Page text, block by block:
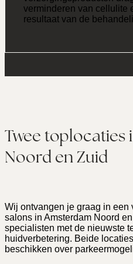
verminderen van cellulite
resultaat van de
Twee toplocaties
Noord en Zuid
Wij ontvangen je graag in
salons in Amsterdam Noord
specialisten met de nieuwste
huidverbetering. Beide
beschikken over